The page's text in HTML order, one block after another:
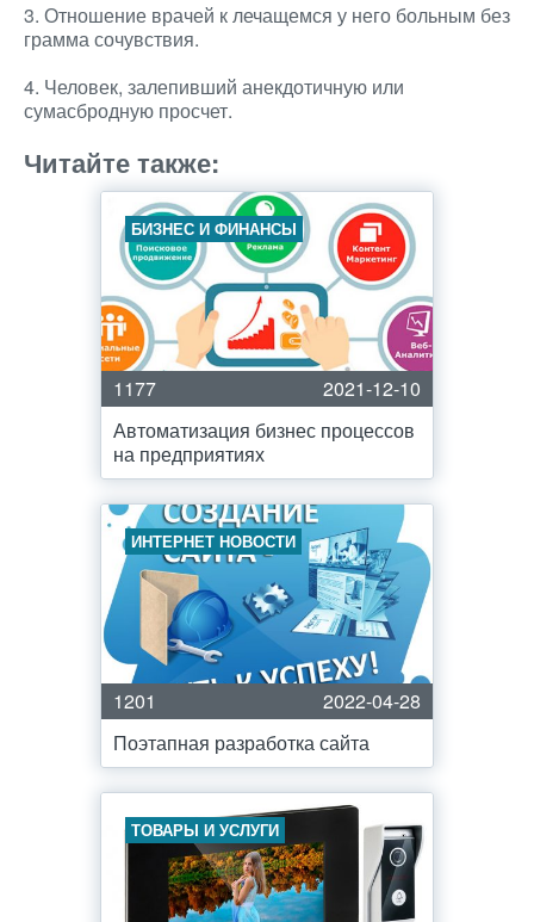
3. Отношение врачей к лечащемся у него больным без
грамма сочувствия.
4. Человек, залепивший анекдотичную или
сумасбродную просчет.
Читайте также:
БИЗНЕС И ФИНАНСЫ
1177
2021-12-10
Автоматизация бизнес процессов
на предприятиях
ИНТЕРНЕТ НОВОСТИ
1201
2022-04-28
Поэтапная разработка сайта
ТОВАРЫ И УСЛУГИ